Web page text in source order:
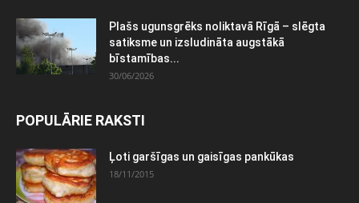
Plašs ugunsgrēks noliktavā Rīgā – slēgta
satiksme un izsludināta augstākā
bīstamības...
30/06/2026
POPULĀRIE RAKSTI
Ļoti garšīgas un gaisīgas pankūkas
18/11/2015